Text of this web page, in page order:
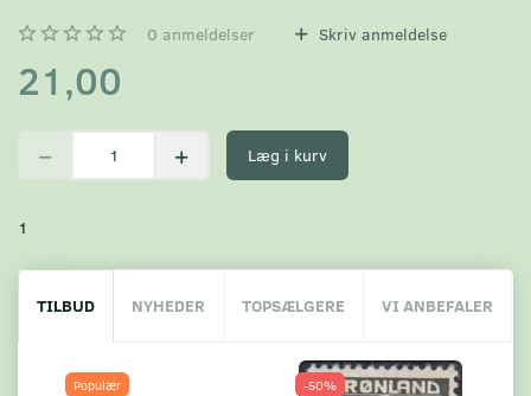
0 anmeldelser Skriv anmeldelse
21,00
Læg i kurv
1
TILBUD NYHEDER TOPSÆLGERE VI ANBEFALER
Populær -50%